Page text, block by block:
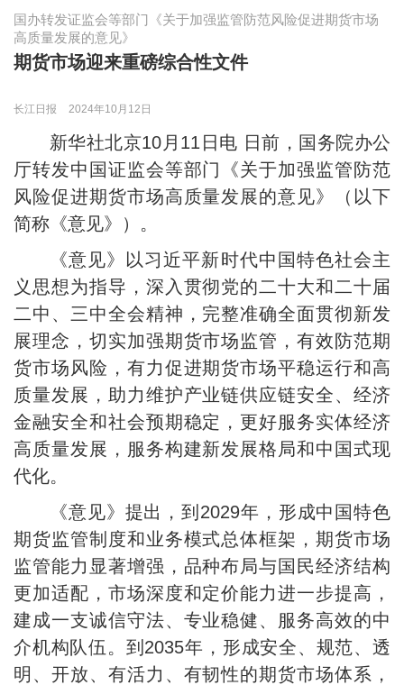
国办转发证监会等部门《关于加强监管防范风险促进期货市场
高质量发展的意见》
期货市场迎来重磅综合性文件
长江日报 2024年10月12日
新华社北京10月11日电 日前，国务院办公
厅转发中国证监会等部门《关于加强监管防范
风险促进期货市场高质量发展的意见》（以下
简称《意见》）。
《意见》以习近平新时代中国特色社会主
义思想为指导，深入贯彻党的二十大和二十届
二中、三中全会精神，完整准确全面贯彻新发
展理念，切实加强期货市场监管，有效防范期
货市场风险，有力促进期货市场平稳运行和高
质量发展，助力维护产业链供应链安全、经济
金融安全和社会预期稳定，更好服务实体经济
高质量发展，服务构建新发展格局和中国式现
代化。
《意见》提出，到2029年，形成中国特色
期货监管制度和业务模式总体框架，期货市场
监管能力显著增强，品种布局与国民经济结构
更加适配，市场深度和定价能力进一步提高，
建成一支诚信守法、专业稳健、服务高效的中
介机构队伍。到2035年，形成安全、规范、透
明、开放、有活力、有韧性的期货市场体系，